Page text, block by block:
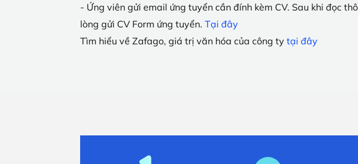
- Ứng viên gửi email ứng tuyển cần đính kèm CV. Sau khi đọc
lòng gửi CV Form ứng tuyển. Tại đây
Tìm hiểu về Zafago, giá trị văn hóa của công ty tại đây